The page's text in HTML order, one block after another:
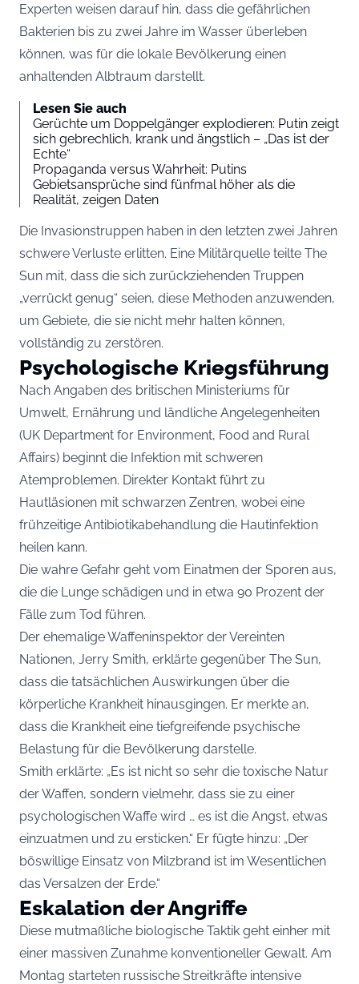
Experten weisen darauf hin, dass die gefährlichen
Bakterien bis zu zwei Jahre im Wasser überleben
können, was für die lokale Bevölkerung einen
anhaltenden Albtraum darstellt.
Lesen Sie auch
Gerüchte um Doppelgänger explodieren: Putin zeigt
sich gebrechlich, krank und ängstlich – „Das ist der
Echte“
Propaganda versus Wahrheit: Putins
Gebietsansprüche sind fünfmal höher als die
Realität, zeigen Daten
Die Invasionstruppen haben in den letzten zwei Jahren
schwere Verluste erlitten. Eine Militärquelle teilte The
Sun mit, dass die sich zurückziehenden Truppen
„verrückt genug“ seien, diese Methoden anzuwenden,
um Gebiete, die sie nicht mehr halten können,
vollständig zu zerstören.
Psychologische Kriegsführung
Nach Angaben des britischen Ministeriums für
Umwelt, Ernährung und ländliche Angelegenheiten
(UK Department for Environment, Food and Rural
Affairs) beginnt die Infektion mit schweren
Atemproblemen. Direkter Kontakt führt zu
Hautläsionen mit schwarzen Zentren, wobei eine
frühzeitige Antibiotikabehandlung die Hautinfektion
heilen kann.
Die wahre Gefahr geht vom Einatmen der Sporen aus,
die die Lunge schädigen und in etwa 90 Prozent der
Fälle zum Tod führen.
Der ehemalige Waffeninspektor der Vereinten
Nationen, Jerry Smith, erklärte gegenüber The Sun,
dass die tatsächlichen Auswirkungen über die
körperliche Krankheit hinausgingen. Er merkte an,
dass die Krankheit eine tiefgreifende psychische
Belastung für die Bevölkerung darstelle.
Smith erklärte: „Es ist nicht so sehr die toxische Natur
der Waffen, sondern vielmehr, dass sie zu einer
psychologischen Waffe wird … es ist die Angst, etwas
einzuatmen und zu ersticken.“ Er fügte hinzu: „Der
böswillige Einsatz von Milzbrand ist im Wesentlichen
das Versalzen der Erde.“
Eskalation der Angriffe
Diese mutmaßliche biologische Taktik geht einher mit
einer massiven Zunahme konventioneller Gewalt. Am
Montag starteten russische Streitkräfte intensive